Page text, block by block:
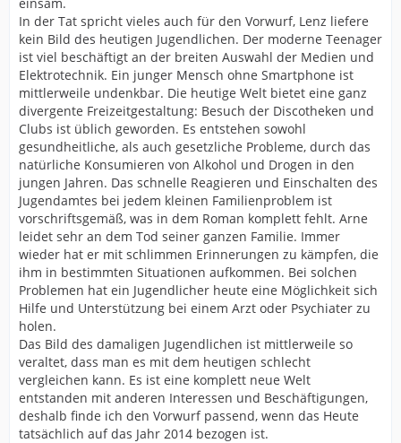
In der Tat spricht vieles auch für den Vorwurf, Lenz liefere
kein Bild des heutigen Jugendlichen. Der moderne Teenager
ist viel beschäftigt an der breiten Auswahl der Medien und
Elektrotechnik. Ein junger Mensch ohne Smartphone ist
mittlerweile undenkbar. Die heutige Welt bietet eine ganz
divergente Freizeitgestaltung: Besuch der Discotheken und
Clubs ist üblich geworden. Es entstehen sowohl
gesundheitliche, als auch gesetzliche Probleme, durch das
natürliche Konsumieren von Alkohol und Drogen in den
jungen Jahren. Das schnelle Reagieren und Einschalten des
Jugendamtes bei jedem kleinen Familienproblem ist
vorschriftsgemäß, was in dem Roman komplett fehlt. Arne
leidet sehr an dem Tod seiner ganzen Familie. Immer
wieder hat er mit schlimmen Erinnerungen zu kämpfen, die
ihm in bestimmten Situationen aufkommen. Bei solchen
Problemen hat ein Jugendlicher heute eine Möglichkeit sich
Hilfe und Unterstützung bei einem Arzt oder Psychiater zu
holen.
Das Bild des damaligen Jugendlichen ist mittlerweile so
veraltet, dass man es mit dem heutigen schlecht
vergleichen kann. Es ist eine komplett neue Welt
entstanden mit anderen Interessen und Beschäftigungen,
deshalb finde ich den Vorwurf passend, wenn das Heute
tatsächlich auf das Jahr 2014 bezogen ist.